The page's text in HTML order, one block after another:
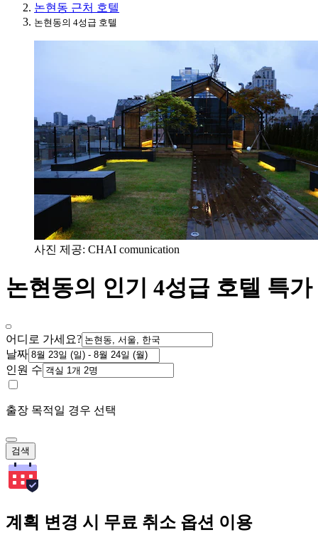
논현동 근처 호텔
논현동의 4성급 호텔
사진 제공: CHAI comunication
논현동의 인기 4성급 호텔 특가
어디로 가세요?
날짜
인원 수
출장 목적일 경우 선택
검색
계획 변경 시 무료 취소 옵션 이용